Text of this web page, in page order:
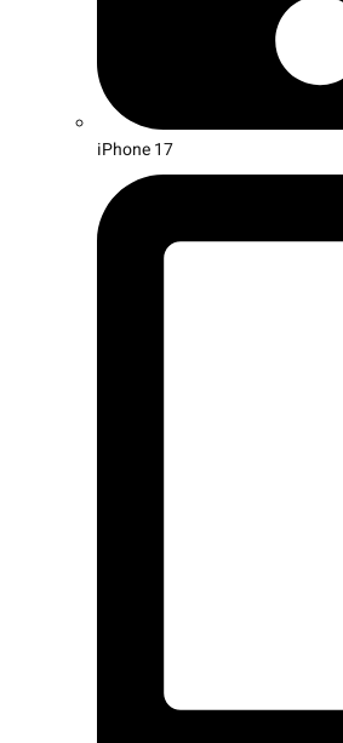
iPhone 17